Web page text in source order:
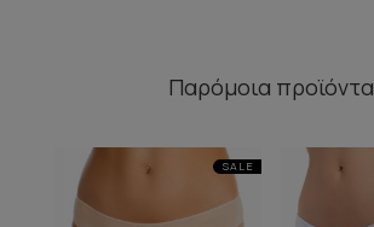
Παρόμοια προϊόντα
SALE